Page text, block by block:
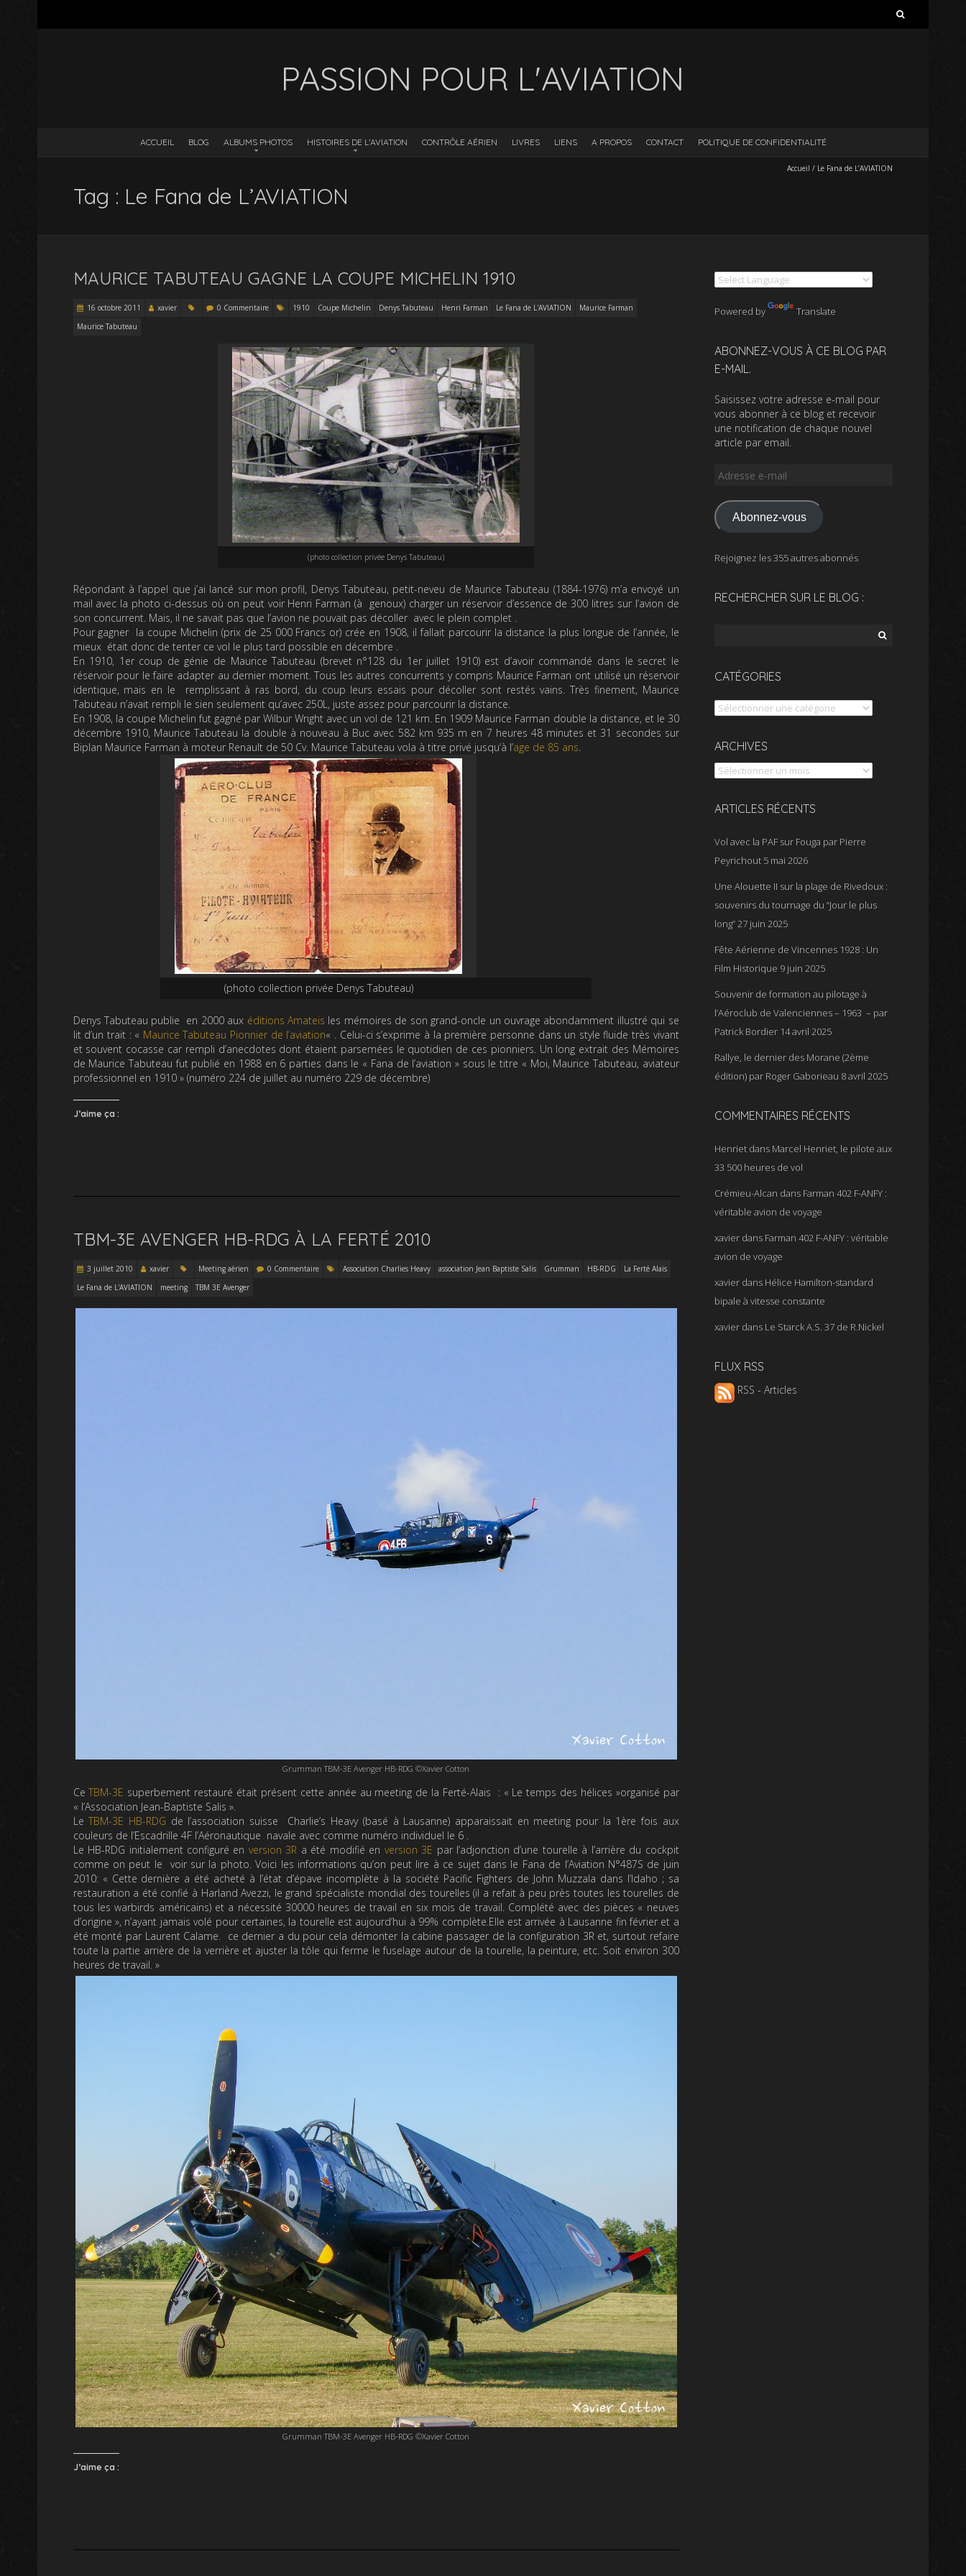
PASSION POUR L'AVIATION
ACCUEIL BLOG ALBUMS PHOTOS HISTOIRES DE L’AVIATION CONTRÔLE AÉRIEN LIVRES LIENS A PROPOS CONTACT POLITIQUE DE CONFIDENTIALITÉ
Accueil / Le Fana de L’AVIATION
Tag : Le Fana de L’AVIATION
MAURICE TABUTEAU GAGNE LA COUPE MICHELIN 1910
16 octobre 2011 xavier 0 Commentaire 1910 Coupe Michelin Denys Tabuteau Henri Farman Le Fana de L'AVIATION
Maurice Farman
Maurice Tabuteau
(photo collection privée Denys Tabuteau)
Répondant à l’appel que j’ai lancé sur mon profil, Denys Tabuteau, petit-neveu de Maurice Tabuteau (1884-1976) m’a envoyé un
mail avec la photo ci-dessus où on peut voir Henri Farman (à genoux) charger un réservoir d’essence de 300 litres sur l’avion de
son concurrent. Mais, il ne savait pas que l’avion ne pouvait pas décoller avec le plein complet .
Pour gagner la coupe Michelin (prix de 25 000 Francs or) crée en 1908, il fallait parcourir la distance la plus longue de l’année, le
mieux était donc de tenter ce vol le plus tard possible en décembre .
En 1910, 1er coup de génie de Maurice Tabuteau (brevet n°128 du 1er juillet 1910) est d’avoir commandé dans le secret le
réservoir pour le faire adapter au dernier moment. Tous les autres concurrents y compris Maurice Farman ont utilisé un réservoir
identique, mais en le remplissant à ras bord, du coup leurs essais pour décoller sont restés vains. Très finement, Maurice
Tabuteau n’avait rempli le sien seulement qu’avec 250L, juste assez pour parcourir la distance.
En 1908, la coupe Michelin fut gagné par Wilbur Wright avec un vol de 121 km. En 1909 Maurice Farman double la distance, et le 30
décembre 1910, Maurice Tabuteau la double à nouveau à Buc avec 582 km 935 m en 7 heures 48 minutes et 31 secondes sur
Biplan Maurice Farman à moteur Renault de 50 Cv. Maurice Tabuteau vola à titre privé jusqu’à l’age de 85 ans.
(photo collection privée Denys Tabuteau)
Denys Tabuteau publie en 2000 aux éditions Amateis les mémoires de son grand-oncle un ouvrage abondamment illustré qui se
lit d’un trait : « Maurice Tabuteau Pionnier de l’aviation« . Celui-ci s’exprime à la première personne dans un style fluide très vivant
et souvent cocasse car rempli d’anecdotes dont étaient parsemées le quotidien de ces pionniers. Un long extrait des Mémoires
de Maurice Tabuteau fut publié en 1988 en 6 parties dans le « Fana de l’aviation » sous le titre « Moi, Maurice Tabuteau, aviateur
professionnel en 1910 » (numéro 224 de juillet au numéro 229 de décembre)
J’aime ça :
TBM-3E AVENGER HB-RDG À LA FERTÉ 2010
3 juillet 2010 xavier Meeting aérien 0 Commentaire Association Charlies Heavy association Jean Baptiste Salis Grumman HB-RDG
La Ferté Alais
Le Fana de L'AVIATION
meeting TBM 3E Avenger
Grumman TBM-3E Avenger HB-RDG ©Xavier Cotton
CeTBM-3E superbement restauré était présent cette année au meeting de la Ferté-Alais : « Le temps des hélices »organisé par
« l’Association Jean-Baptiste Salis ».
LeTBM-3E HB-RDG de l’association suisse Charlie’s Heavy (basé à Lausanne) apparaissait en meeting pour la 1ère fois aux
couleurs de l’Escadrille 4F l’Aéronautique navale avec comme numéro individuel le 6 .
Le HB-RDG initialement configuré en version 3R a été modifié en version 3E par l’adjonction d’une tourelle à l’arrière du cockpit
comme on peut le voir sur la photo. Voici les informations qu’on peut lire à ce sujet dans le Fana de l’Aviation N°487S de juin
2010: « Cette dernière a été acheté à l’état d’épave incomplète à la société Pacific Fighters de John Muzzala dans l’Idaho ; sa
restauration a été confié à Harland Avezzi, le grand spécialiste mondial des tourelles (il a refait à peu près toutes les tourelles de
tous les warbirds américains) et a nécessité 30000 heures de travail en six mois de travail. Complété avec des pièces « neuves
d’origine », n’ayant jamais volé pour certaines, la tourelle est aujourd’hui à 99% complète.Elle est arrivée à Lausanne fin février et a
été monté par Laurent Calame. ce dernier a du pour cela démonter la cabine passager de la configuration 3R et, surtout refaire
toute la partie arrière de la verrière et ajuster la tôle qui ferme le fuselage autour de la tourelle, la peinture, etc. Soit environ 300
heures de travail. »
Grumman TBM-3E Avenger HB-RDG ©Xavier Cotton
J’aime ça :
Powered by Translate
ABONNEZ-VOUS À CE BLOG PAR
E-MAIL.
Saisissez votre adresse e-mail pour
vous abonner à ce blog et recevoir
une notification de chaque nouvel
article par email.
Adresse
mail
Abonnez-vous
Rejoignez les 355 autres abonnés
RECHERCHER SUR LE BLOG :
CATÉGORIES
Catégories
ARCHIVES
Archives
ARTICLES RÉCENTS
Vol avec la PAF sur Fouga par Pierre
Peyrichout 5 mai 2026
Une Alouette II sur la plage de Rivedoux :
souvenirs du tournage du “Jour le plus
long”27 juin 2025
Fête Aérienne de Vincennes 1928 : Un
Film Historique 9 juin 2025
Souvenir de formation au pilotage à
l’Aéroclub de Valenciennes – 1963 – par
Patrick Bordier 14 avril 2025
Rallye, le dernier des Morane (2ème
édition) par Roger Gaborieau 8 avril 2025
COMMENTAIRES RÉCENTS
Henriet dans Marcel Henriet, le pilote aux
33 500 heures de vol
Crémieu-Alcan dans Farman 402 F-ANFY :
véritable avion de voyage
xavier dans Farman 402 F-ANFY : véritable
avion de voyage
xavier dans Hélice Hamilton-standard
bipale à vitesse constante
xavier dans Le Starck A.S. 37 de R.Nickel
FLUX RSS
RSS - Articles